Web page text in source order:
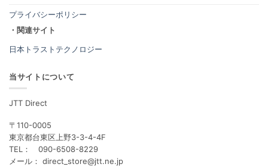
プライバシーポリシー
・関連サイト
日本トラストテクノロジー
当サイトについて
JTT Direct
〒110-0005
東京都台東区上野3-3-4-4F
TEL： 090-6508-8229
メール： direct_store@jtt.ne.jp